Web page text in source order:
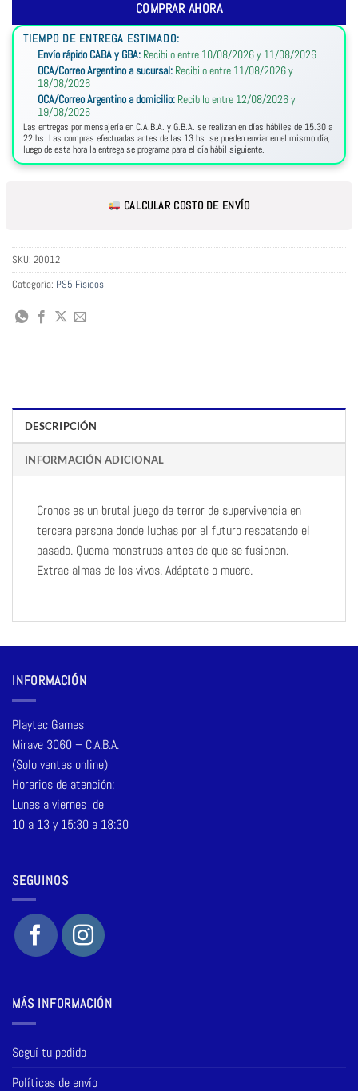
COMPRAR AHORA
TIEMPO DE ENTREGA ESTIMADO:
Envío rápido CABA y GBA: Recibilo entre 10/08/2026 y 11/08/2026
OCA/Correo Argentino a sucursal: Recibilo entre 11/08/2026 y
18/08/2026
OCA/Correo Argentino a domicilio: Recibilo entre 12/08/2026 y
19/08/2026
Las entregas por mensajería en C.A.B.A. y G.B.A. se realizan en días hábiles de 15.30 a
22 hs. Las compras efectuadas antes de las 13 hs. se pueden enviar en el mismo día,
luego de esta hora la entrega se programa para el día hábil siguiente.
CALCULAR COSTO DE ENVÍO
SKU: 20012
Categoría: PS5 Físicos
DESCRIPCIÓN
INFORMACIÓN ADICIONAL
Cronos es un brutal juego de terror de supervivencia en
tercera persona donde luchas por el futuro rescatando el
pasado. Quema monstruos antes de que se fusionen.
Extrae almas de los vivos. Adáptate o muere.
INFORMACIÓN
Playtec Games
Mirave 3060 – C.A.B.A.
(Solo ventas online)
Horarios de atención:
Lunes a viernes de
10 a 13 y 15:30 a 18:30
SEGUINOS
MÁS INFORMACIÓN
Seguí tu pedido
Políticas de envío